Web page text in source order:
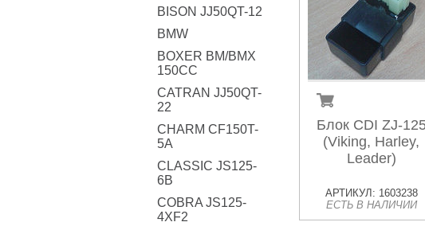
BISON JJ50QT-12
BMW
BOXER BM/ВМX
150CC
CATRAN JJ50QT-
22
CHARM CF150T-
5A
CLASSIC JS125-
6B
COBRA JS125-
4XF2
Блок CDI ZJ-
(Viking, Harley,
Leader)
АРТИКУЛ: 1603238
ЕСТЬ В НАЛИЧИИ